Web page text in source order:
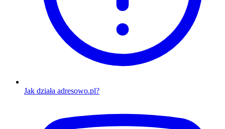
Jak działa adresowo.pl?